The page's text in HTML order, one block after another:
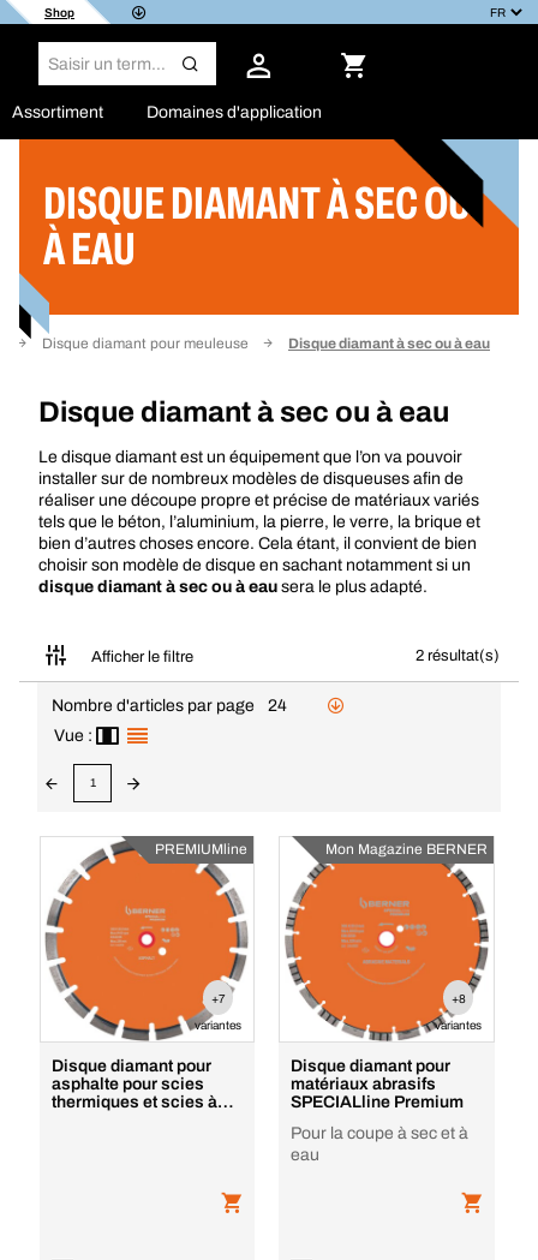
Shop
Assortiment Domaines d'application
DISQUE DIAMANT À SEC OU
À EAU
Disque diamant pour meuleuse Disque diamant à sec ou à eau
Disque diamant à sec ou à eau
Le disque diamant est un équipement que l’on va pouvoir
installer sur de nombreux modèles de disqueuses afin de
réaliser une découpe propre et précise de matériaux variés
tels que le béton, l’aluminium, la pierre, le verre, la brique et
bien d’autres choses encore. Cela étant, il convient de bien
choisir son modèle de disque en sachant notamment si un
disque diamant à sec ou à eau sera le plus adapté.
Afficher le filtre 2 résultat(s)
Filtrer
Nombre d'articles par page
24
Vue :
1
PREMIUMline
+7
variantes
Disque diamant pour
asphalte pour scies
thermiques et scies à
Mon Magazine BERNER
+8
variantes
Disque diamant pour
matériaux abrasifs
SPECIALline Premium
Pour la coupe à sec et à
eau